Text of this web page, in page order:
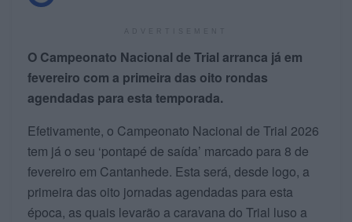
O Campeonato Nacional de Trial arranca já em
fevereiro com a primeira das oito rondas
agendadas para esta temporada.
Efetivamente, o Campeonato Nacional de Trial 2026
tem já o seu ‘pontapé de saída’ marcado para 8 de
fevereiro em Cantanhede. Esta será, desde logo, a
primeira das oito jornadas agendadas para esta
época, as quais levarão a caravana do Trial luso a